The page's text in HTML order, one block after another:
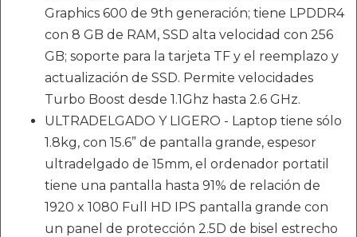
Graphics 600 de 9th generación; tiene LPDDR4
con 8 GB de RAM, SSD alta velocidad con 256
GB; soporte para la tarjeta TF y el reemplazo y
actualización de SSD. Permite velocidades
Turbo Boost desde 1.1Ghz hasta 2.6 GHz.
ULTRADELGADO Y LIGERO - Laptop tiene sólo
1.8kg, con 15.6” de pantalla grande, espesor
ultradelgado de 15mm, el ordenador portatil
tiene una pantalla hasta 91% de relación de
1920 x 1080 Full HD IPS pantalla grande con
un panel de protección 2.5D de bisel estrecho